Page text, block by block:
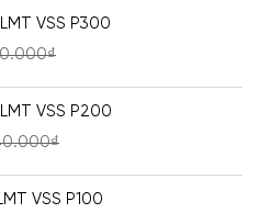
VSS P300
₫
VSS P200
₫
VSS P100